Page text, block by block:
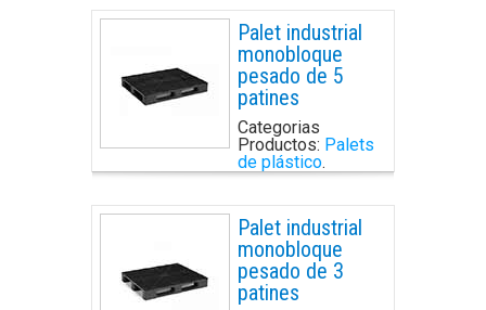
Palet industrial
monobloque
pesado de 5
patines
Categorias
Productos: Palets
de plástico.
Palet industrial
monobloque
pesado de 3
patines